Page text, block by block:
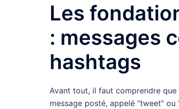
Les
: messages
hashtags
Avant tout, il faut comprendre
message posté, appelé “tweet”